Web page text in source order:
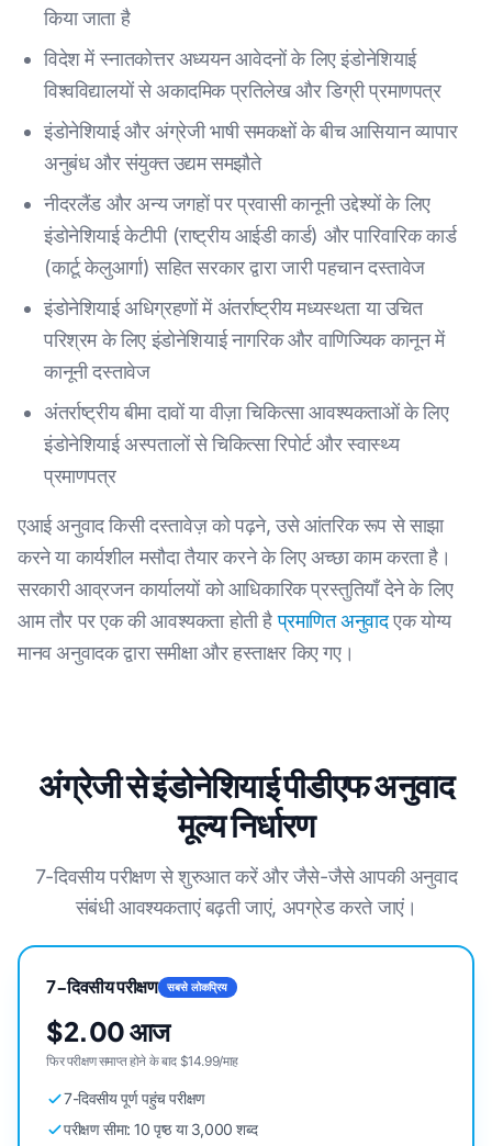
किया जाता है
विदेश में स्नातकोत्तर अध्ययन आवेदनों के लिए इंडोनेशियाई
विश्वविद्यालयों से अकादमिक प्रतिलेख और डिग्री प्रमाणपत्र
इंडोनेशियाई और अंग्रेजी भाषी समकक्षों के बीच आसियान व्यापार
अनुबंध और संयुक्त उद्यम समझौते
नीदरलैंड और अन्य जगहों पर प्रवासी कानूनी उद्देश्यों के लिए
इंडोनेशियाई केटीपी (राष्ट्रीय आईडी कार्ड) और पारिवारिक कार्ड
(कार्टू केलुआर्गा) सहित सरकार द्वारा जारी पहचान दस्तावेज
इंडोनेशियाई अधिग्रहणों में अंतर्राष्ट्रीय मध्यस्थता या उचित
परिश्रम के लिए इंडोनेशियाई नागरिक और वाणिज्यिक कानून में
कानूनी दस्तावेज
अंतर्राष्ट्रीय बीमा दावों या वीज़ा चिकित्सा आवश्यकताओं के लिए
इंडोनेशियाई अस्पतालों से चिकित्सा रिपोर्ट और स्वास्थ्य
प्रमाणपत्र
एआई अनुवाद किसी दस्तावेज़ को पढ़ने, उसे आंतरिक रूप से साझा
करने या कार्यशील मसौदा तैयार करने के लिए अच्छा काम करता है।
सरकारी आव्रजन कार्यालयों को आधिकारिक प्रस्तुतियाँ देने के लिए
आम तौर पर एक की आवश्यकता होती हैप्रमाणित अनुवादएक योग्य
मानव अनुवादक द्वारा समीक्षा और हस्ताक्षर किए गए।
अंग्रेजी से इंडोनेशियाई पीडीएफ अनुवाद
मूल्य निर्धारण
7-दिवसीय परीक्षण से शुरुआत करें और जैसे-जैसे आपकी अनुवाद
संबंधी आवश्यकताएं बढ़ती जाएं, अपग्रेड करते जाएं।
7-दिवसीय परीक्षण सबसे लोकप्रिय
$2.00 आज
फिर परीक्षण समाप्त होने के बाद $14.99/माह
7-दिवसीय पूर्ण पहुंच परीक्षण
परीक्षण सीमा: 10 पृष्ठ या 3,000 शब्द